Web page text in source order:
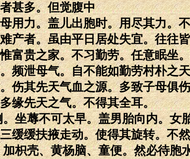
甚多。但觉腹中
用力。盖儿出胞时。用尽其力。
产者。虽由平日居处失宜。往往
富贵之家。不习勤劳。任意眠坐
频泄母气。自不能如勤劳村朴之
伤其先天气血之源。多致子母俱
缘先天之气。不得其全耳。
坐蓐不可太早。盖男胎向内。女
缓缓扶掖走动。使得其旋转。不
枳壳、黄杨脑、童便。然必待胞